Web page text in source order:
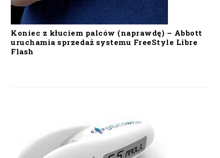
Koniec z kłuciem palców (naprawdę) – Abbott
uruchamia sprzedaż systemu FreeStyle Libre
Flash